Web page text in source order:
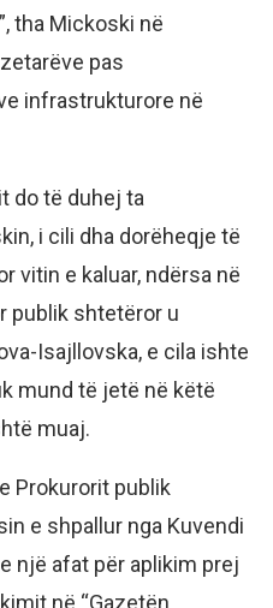
tha Mickoski në
pas
infrastrukturore në
do të duhej ta
i cili dha dorëheqje të
vitin e kaluar, ndërsa në
publik shtetëror u
Isajllovska, e cila ishte
mund të jetë në këtë
muaj.
Prokurorit publik
e shpallur nga Kuvendi
një afat për aplikim prej
në “Gazetën